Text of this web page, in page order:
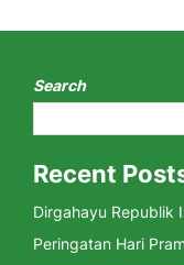
Search
Recent
Dirgahayu Republik
Peringatan Hari